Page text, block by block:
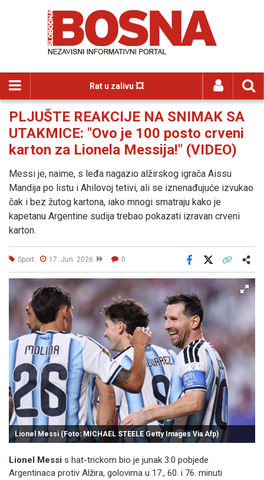
Rat u zalivu 💥
PLJUŠTE REAKCIJE NA SNIMAK SA
UTAKMICE: "Ovo je 100 posto crveni
karton za Lionela Messija!" (VIDEO)
Messi je, naime, s leđa nagazio alžirskog igrača Aissu
Mandija po listu i Ahilovoj tetivi, ali se iznenađujuće izvukao
čak i bez žutog kartona, iako mnogi smatraju kako je
kapetanu Argentine sudija trebao pokazati izravan crveni
karton.
Sport 17. Jun. 2026 0
Facebook
Lionel Messi (Foto: MICHAEL STEELE Getty Images Via Afp)
Lionel Messi s hat-trickom bio je junak 3:0 pobjede
Argentinaca protiv Alžira, golovima u 17., 60. i 76. minuti